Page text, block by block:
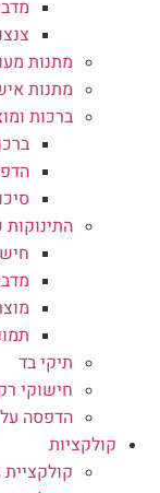
מתנות
מתנות
ברכות
התינוקות
תיקי בד
חישוקי
הדפסה
קולקציות